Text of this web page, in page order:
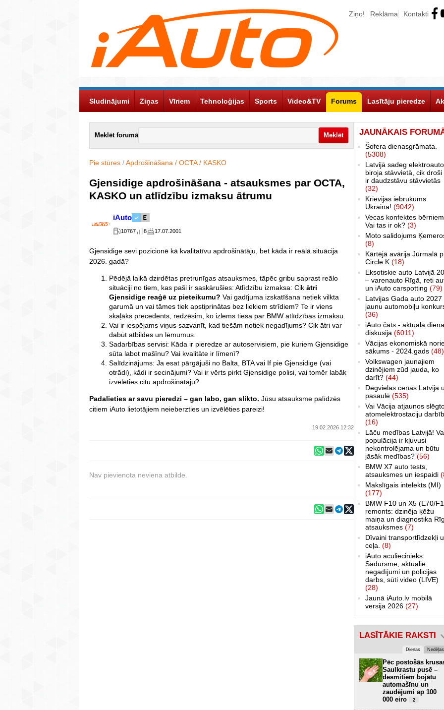
Ziņo! Reklāma Kontakti
Sludinājumi Ziņas Vīriem Tehnoloģijas Sports Video&TV Forums Lasītāju pieredze
Meklēt forumā
Pie stūres /Apdrošināšana / OCTA / KASKO
Gjensidige apdrošināšana - atsauksmes par OCTA,
KASKO un atlīdzību izmaksu ātrumu
iAuto
10767 8 17.07.2001
Gjensidige sevi pozicionē kā kvalitatīvu apdrošinātāju, bet kāda ir reālā situācija
2026. gadā?
Pēdējā laikā dzirdētas pretrunīgas atsauksmes, tāpēc gribu saprast reālo
situāciji no tiem, kas paši ir saskārušies: Atlīdzību izmaksa: Cik ātri
Gjensidige reaģē uz pieteikumu? Vai gadījuma izskatīšana netiek vilkta
garumā un vai tāmes tiek apstiprinātas bez liekiem strīdiem? Te ir viens
skaļāks precedents, redzēsim, ko izlems tiesa par BMW atlīdzības izmaksu.
Vai ir iespējams viņus sazvanīt, kad tiešām notiek negadījums? Cik ātri var
dabūt atbildes un lēmumus.
Sadarbības servisi: Kāda ir pieredze ar autoservisiem, pie kuriem Gjensidige
sūta labot mašīnu? Vai kvalitāte ir līmenī?
Salīdzinājums: Ja esat pārgājuši no Balta, BTA vai If pie Gjensidige (vai
otrādi), kādi ir secinājumi? Vai ir vērts pirkt Gjensidige polisi, vai tomēr labāk
izvēlēties citu apdrošinātāju?
Padalieties ar savu pieredzi – gan labo, gan slikto. Jūsu atsauksme palīdzēs
citiem iAuto lietotājiem neieberzties un izvēlēties pareizi!
19.02.2026 12:32
Nav pievienota neviena atbilde.
JAUNĀKAIS
Šofera dienasgrāmata.
(5308)
Latvijā sadeg elektroauto
biroja stāvvietā, cik droši
ir daudzstāvu stāvvietās
(32)
Krievijas iebrukums
Ukrainā! (9042)
Vecas konfektes
Vai tas ir ok? (3)
Moto salidojums
(8)
Kārtējā avārija Jūrmalā
Circle K (18)
Eksotiskie auto Latvijā
– varenauto Rīgā, reti
un iAuto carspotting (79)
Latvijas Gada auto 2027
jaunu automobiļu
(36)
iAuto čats - aktuālā
diskusija (6011)
Vācijas ekonomiskā
sākums - 2024.gads (48)
Volkswagen jaunajiem
dzinējiem zūd jauda, ko
darīt? (44)
Degvielas cenas Latvijā
pasaulē (535)
Vai Vācija atjaunos
atomelektrostaciju
(16)
Lāču medības Latvijā!
populācija ir kļuvusi
nekontrolējama un būtu
jāsāk medības? (56)
BMW X7 auto tests,
atsauksmes un iespaidi
Makslīgais intelekts (MI)
(177)
BMW F10 un X5 (E70/
remonts: dzinēja ķēžu
maiņa un diagnostika
atsauksmes (7)
Dīvaini transportlīdzekļi
ceļa. (8)
iAuto aculiecinieks:
Sadursme, aktuālie
negadījumi un policijas
darbs, sūti video (LIVE)
(28)
Jaunā iAuto.lv mobilā
versija 2026 (27)
LASĪTĀKIE RAKSTI
Dienas Nedēļas
Pēc postošās
Saulkrastu pusē –
desmitiem bojātu
automašīnu un
zaudējumi ap 100
000 eiro
2